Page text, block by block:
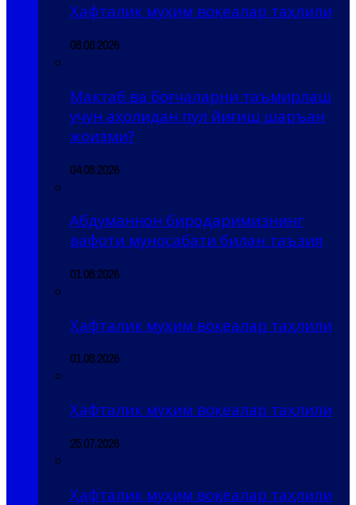
Ҳафталик муҳим воқеалар таҳлили
08.08.2026
Мактаб ва боғчаларни таъмирлаш
учун аҳолидан пул йиғиш шаръан
жоизми?
04.08.2026
Абдуманнон биродаримизнинг
вафоти муносабати билан таъзия
01.08.2026
Ҳафталик муҳим воқеалар таҳлили
01.08.2026
Ҳафталик муҳим воқеалар таҳлили
25.07.2026
Ҳафталик муҳим воқеалар таҳлили